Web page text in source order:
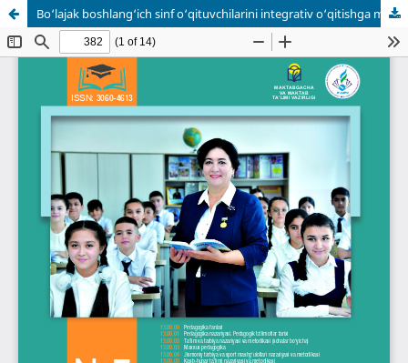
Bo‘lajak boshlang‘ich sinf o‘qituvchilarini integrativ o‘qitishga metodik tayyorgarligini takomillashtirish